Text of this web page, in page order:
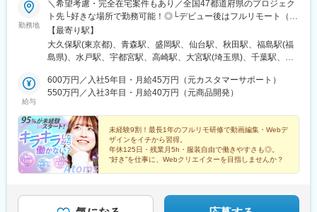
崎町駅、扇町駅(大阪府)、西梅田駅、大阪梅田駅(阪神線)、中村公
園駅、矢場町駅、いりなか駅、瑞穂区役所駅、日比野駅(名古屋市
営)、伏屋駅、武蔵小杉駅、目黒駅、秋葉原駅、新橋駅、東京駅、
町田駅、綾瀬駅、大手町駅(東京都)、中野駅(東京都)、大門駅(東京
向原駅、二子玉川駅、四ツ谷駅、あざみ野駅、湘南台駅、天王洲
アイル駅、日吉駅(神奈川県)、溝の口駅、藤沢本町駅、長津田駅、
大船駅、橋本駅(神奈川県)、上大岡駅、中央林間駅、センター南
駅、川崎駅、幕張本郷駅、稲毛駅、千葉駅、新松戸駅、浦安駅(千
葉県)、北習志野駅、京成船橋駅、京成津田沼駅、新浦安駅、新鎌
ケ谷駅、市川駅、舞浜駅、初石駅、南流山駅、本八幡駅(都営線)、
船橋駅、西船橋駅、久喜駅、川口駅、南越谷駅、天下茶屋駅、伏
県)、国際センター駅、谷津駅、流山おおたかの森駅、藤沢駅、富
勤務地
＼希望考慮・完全在宅案件もあり／全国47都道府県のプロジェク
ト先└好きな場所で勤務可能！◎└デビュー後はフルリモート（完
全在宅）案件8割！◎転勤の有無はご本人の希望に100％合わせま
す◎U・Iターン支援あり＜本社＞東京都新宿区西新宿7-7-23 トミ
ービル8階※(変更の範囲)上記を除く当社関連勤務地／ 当社取引
【最寄り駅】
大久保駅(東京都)、青森駅、盛岡駅、仙台駅、秋田駅、福島駅(福
島県)、水戸駅、宇都宮駅、高崎駅、大宮駅(埼玉県)、千葉駅、東
名古屋駅、大阪駅、博多駅、西武新宿駅、宮城野通駅、曽根田
駅、宇都宮駅東口駅、京成千葉駅、二重橋前駅、南新宿駅、神泉
園駅(福岡県)、新大久保駅、仙台駅(地下鉄)、東宿郷駅、栄町駅(千
葉県)、大手町駅(東京都)、代々木駅、稲荷町駅(東京都)、高島町
駅、名鉄名古屋駅、大阪梅田駅(阪神線)
給与
600万円／入社5年目・月給45万円（元カスタマーサポート）
550万円／入社3年目・月給40万円（元商品開発）
未経験9割！最長1年のフルリモ研修で動画編集・Webデ
ザインをイチから習得。
年休125日・残業月5h・服装自由で働きやすさも◎。
“好き”を仕事に、Webクリエイターを目指しませんか？